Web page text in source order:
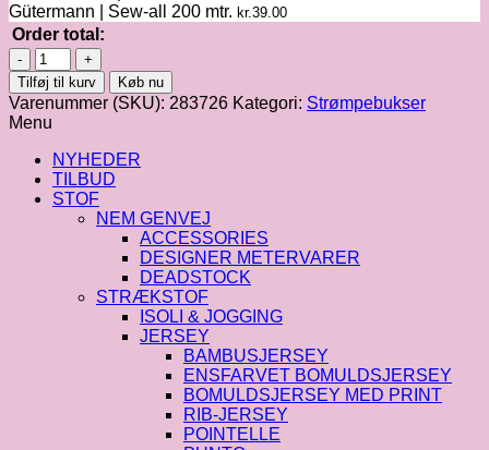
Gütermann | Sew-all 200 mtr. kr.39.00
Order total:
Margot
strømpebukser
|
OC
Turquoise
-
XS
-
XL
Tilføj til kurv Køb nu
Varenummer (SKU): 283726 Kategori: Strømpebukser
Menu
NYHEDER
TILBUD
STOF
NEM GENVEJ
ACCESSORIES
DESIGNER METERVARER
DEADSTOCK
STRÆKSTOF
ISOLI & JOGGING
JERSEY
BAMBUSJERSEY
ENSFARVET BOMULDSJERSEY
BOMULDSJERSEY MED PRINT
RIB-JERSEY
POINTELLE